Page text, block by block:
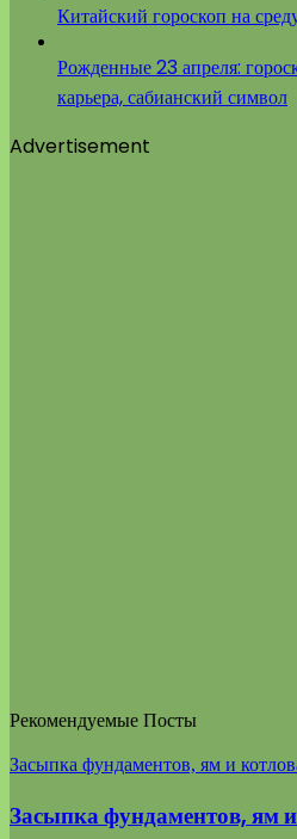
Китайский гороскоп на
Рожденные 23 апреля:
карьера, сабианский символ
Advertisement
Рекомендуемые Посты
Засыпка фундаментов, ям и
Засыпка фундаментов, ям